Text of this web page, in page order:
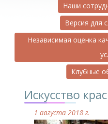
Наши
Версия для
Независимая оценка
Клубные
Искусство
1 августа 2018 г.